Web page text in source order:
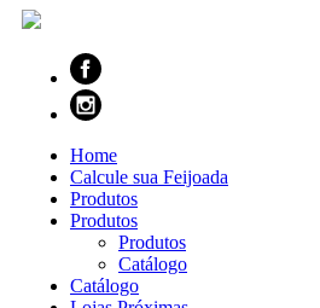
Home
Calcule sua Feijoada
Produtos
Produtos
Produtos
Catálogo
Catálogo